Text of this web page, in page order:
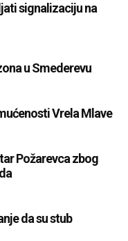
signalizaciju na
u Smederevu
Vrela Mlave
Požarevca zbog
da su stub